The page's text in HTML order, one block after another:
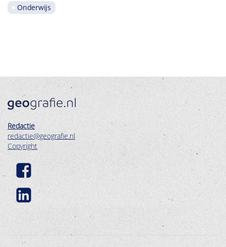
Onderwijs
Redactie
redactie@geografie.nl
Copyright